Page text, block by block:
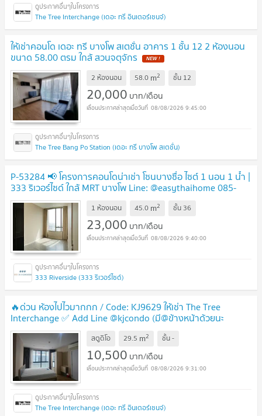
The Tree Interchange (เดอะ ทรี อินเตอร์เชนจ์)
ให้เช่าคอนโด เดอะ ทรี บางโพ สเตชั่น อาคาร 1 ชั้น 12 2 ห้องนอน
ขนาด 58.00 ตรม ใกล้ สวนจตุจักร NEW !
2 ห้องนอน 58.0 m2 ชั้น 12
20,000 บาท/เดือน
08/08/2026 9:45:00
The Tree Bang Po Station (เดอะ ทรี บางโพ สเตชั่น)
P-53284 📢 โครงการคอนโดน่าเช่า โซนบางซื่อ ไซต์ 1 นอน 1 น้ำ |
333 ริเวอร์ไซด์ ใกล้ MRT บางโพ Line: @easythaihome 085-
592-2897 UPDATE !
1 ห้องนอน 45.0 m2 ชั้น 36
23,000 บาท/เดือน
08/08/2026 9:40:00
333 Riverside (333 ริเวอร์ไซด์)
🔥ด่วน ห้องไปไวมากกก / Code: KJ9629 ให้เช่า The Tree
Interchange ✅ Add Line @kjcondo (มี@ข้างหน้าด้วยนะ
คะ) UPDATE !
สตูดิโอ 29.5 m2 ชั้น-
10,500 บาท/เดือน
08/08/2026 9:31:00
The Tree Interchange (เดอะ ทรี อินเตอร์เชนจ์)